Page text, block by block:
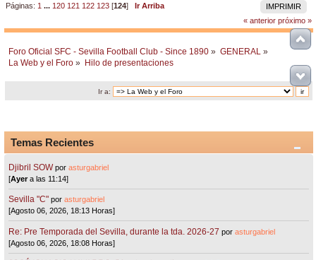
IMPRIMIR
Páginas: 1 ... 120 121 122 123 [124]Ir Arriba
« anterior próximo »
Foro Oficial SFC - Sevilla Football Club - Since 1890 » GENERAL »
La Web y el Foro » Hilo de presentaciones
Ir a:
Temas Recientes
Djibril SOW porasturgabriel
[Ayera las 11:14]
Sevilla "C"porasturgabriel
[Agosto 06, 2026, 18:13 Horas]
Re: Pre Temporada del Sevilla, durante la tda. 2026-27 porasturgabriel
[Agosto 06, 2026, 18:08 Horas]